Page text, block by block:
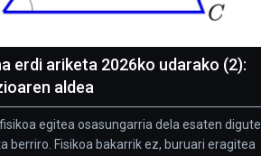
erdi ariketa 2026ko udarako (2):
aldea
egitea osasungarria dela esaten digute
berriro. Fisikoa bakarrik ez, buruari eragitea